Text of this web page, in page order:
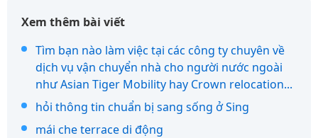
Xem thêm bài viết
Tìm bạn nào làm việc tại các công ty chuyên về
dịch vụ vận chuyển nhà cho người nước ngoài
như Asian Tiger Mobility hay Crown relocation...
hỏi thông tin chuẩn bị sang sống ở Sing
mái che terrace di động